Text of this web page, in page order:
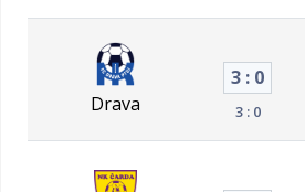
Drava
3 : 0
3 : 0